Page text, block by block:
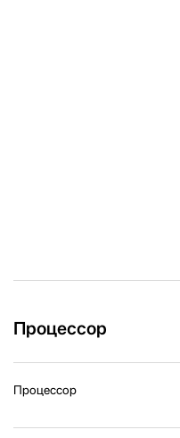
Процессор
Процессор